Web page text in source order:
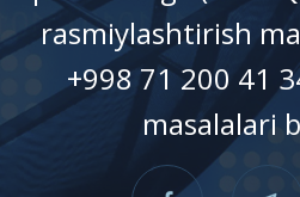
rasmiylashtirish
+998 71 200 41
masalalari